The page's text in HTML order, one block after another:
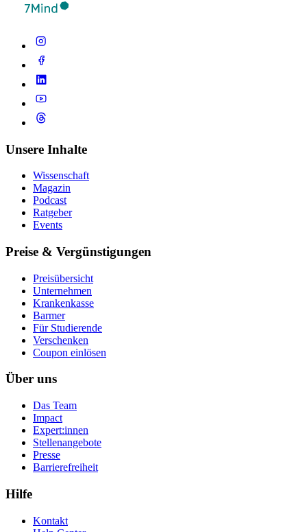
Unsere Inhalte
Wissenschaft
Magazin
Podcast
Ratgeber
Events
Preise & Vergünstigungen
Preisübersicht
Unternehmen
Krankenkasse
Barmer
Für Studierende
Ver­schen­ken
Coupon einlösen
Über uns
Das Team
Impact
Expert:innen
Stellenangebote
Presse
Barrierefreiheit
Hilfe
Kontakt